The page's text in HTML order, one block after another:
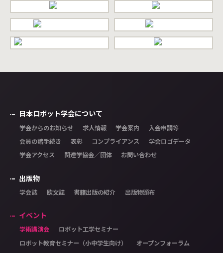
日本ロボット学会について
学会からのお知らせ 求人情報 学会案内 入会申請等
会員の諸手続き 表彰 コンプライアンス 学会ロゴデータ
学会アクセス 関連学協会／団体 お問い合わせ
出版物
学会誌 欧文誌 書籍出版の紹介 出版物頒布
イベント
学術講演会 ロボット工学セミナー
ロボット教育セミナー（小中学生向け） オープンフォーラム